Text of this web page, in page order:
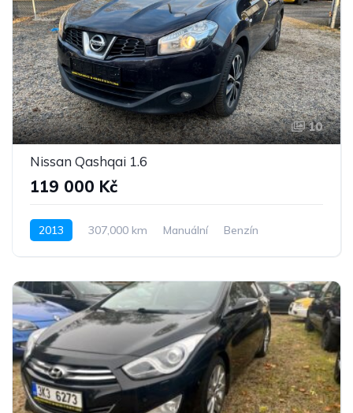
10
Nissan Qashqai 1.6
119 000 Kč
2013 307,000 km Manuální
Benzín